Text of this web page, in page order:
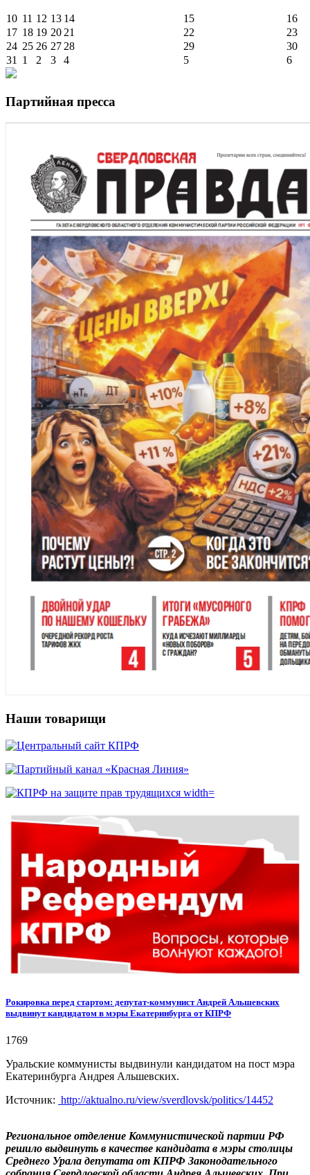
10 11 12 13 14 15
16
17 18 19 20 21 22
23
24 25 26 27 28 29
30
31
1 2 3 4 5 6
Партийная пресса
Наши товарищи
Рокировка перед стартом: депутат-коммунист Андрей Альшевских
выдвинут кандидатом в мэры Екатеринбурга от КПРФ
1769
Уральские коммунисты выдвинули кандидатом на пост мэра
Екатеринбурга Андрея Альшевских.
Источник: http://aktualno.ru/view/sverdlovsk/politics/14452
Региональное отделение Коммунистической партии РФ
решило выдвинуть в качестве кандидата в мэры столицы
Среднего Урала депутата от КПРФ Законодательного